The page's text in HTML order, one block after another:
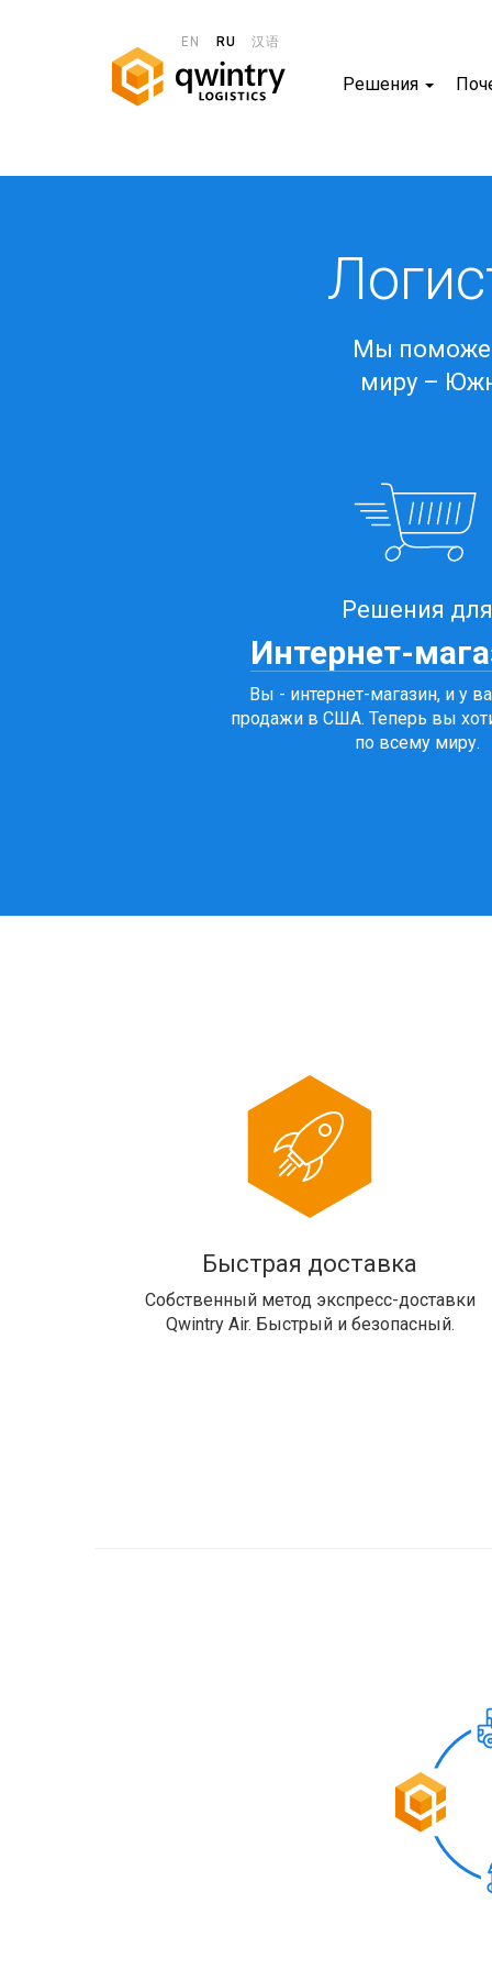
EN RU 汉语
Решения
Мы
миру –
Решения для
Интернет-
Вы - интернет-магазин, и у
продажи в США. Теперь вы
по всему миру.
Быстрая доставка
Собственный метод экспресс-доставки
Qwintry Air. Быстрый и безопасный.